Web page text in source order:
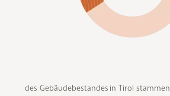
des Gebäudebestandes in Tirol stammen